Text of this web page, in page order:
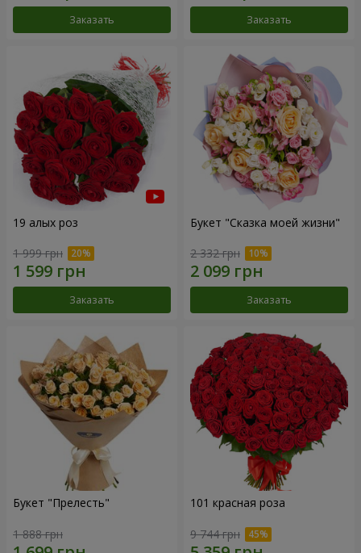
Заказать Заказать
19 алых роз
1 999 грн
Заказать
Букет "Сказка моей жизни"
2 332 грн
Заказать
Букет "Прелесть"
1 888 грн
101 красная роза
9 744 грн